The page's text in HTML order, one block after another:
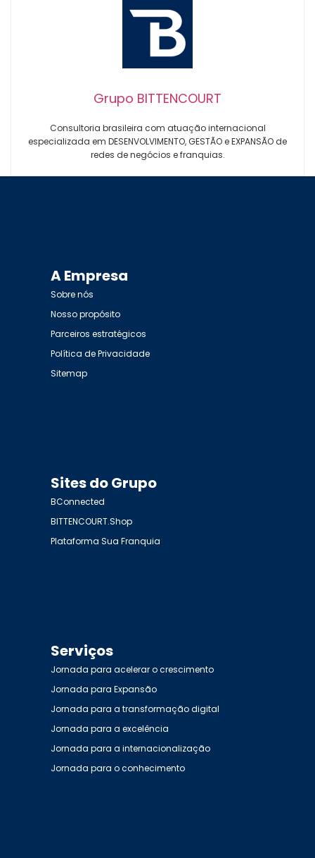
Grupo BITTENCOURT
Consultoria brasileira com atuação internacional
especializada em DESENVOLVIMENTO, GESTÃO e EXPANSÃO de
redes de negócios e franquias.
A Empresa
Sobre nós
Nosso propósito
Parceiros estratégicos
Política de Privacidade
Sitemap
Sites do Grupo
BConnected
BITTENCOURT.Shop
Plataforma Sua Franquia
Serviços
Jornada para acelerar o crescimento
Jornada para Expansão
Jornada para a transformação digital
Jornada para a excelência
Jornada para a internacionalização
Jornada para o conhecimento